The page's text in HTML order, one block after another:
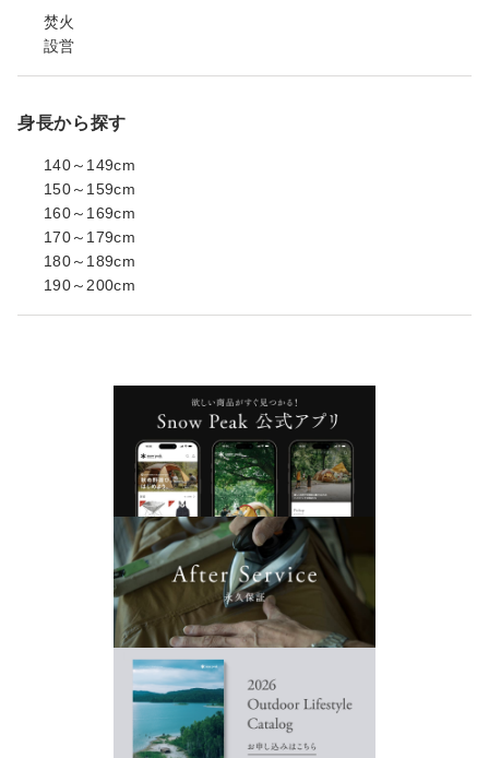
焚火
設営
身長から探す
140～149cm
150～159cm
160～169cm
170～179cm
180～189cm
190～200cm